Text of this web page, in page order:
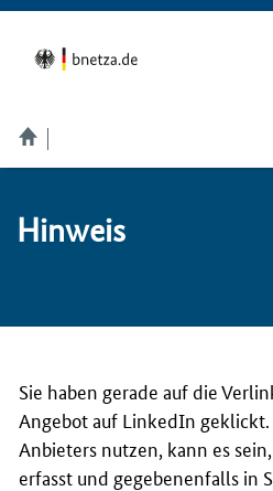
Hin­weis
Sie haben gerade auf die
Angebot auf LinkedIn geklickt.
Anbieters nutzen, kann es
erfasst und gegebenenfalls in